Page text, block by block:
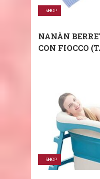
SHOP
NANÀN
CON FIOCCO
SHOP